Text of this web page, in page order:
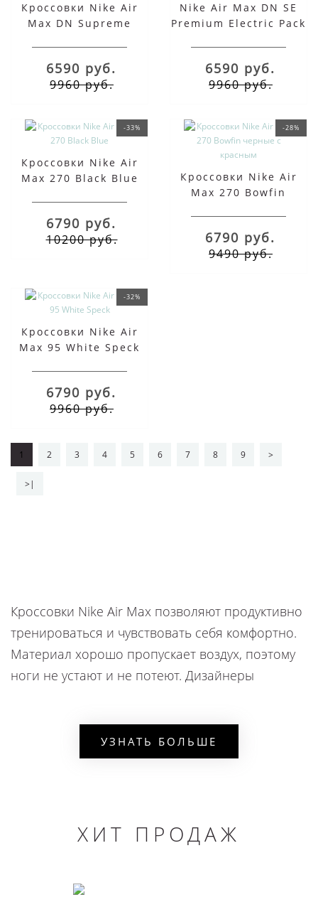
Кроссовки Nike Air
Max DN Supreme
6590 руб.
9960 руб.
Nike Air Max DN SE
Premium Electric Pack
6590 руб.
9960 руб.
-33%
Кроссовки Nike Air
Max 270 Black Blue
6790 руб.
10200 руб.
-28%
Кроссовки Nike Air
Max 270 Bowfin
6790 руб.
9490 руб.
-32%
Кроссовки Nike Air
Max 95 White Speck
6790 руб.
9960 руб.
1 2 3 4 5 6 7 8 9 >
>|
Кроссовки Nike Air Max позволяют продуктивно
тренироваться и чувствовать себя комфортно.
Материал хорошо пропускает воздух, поэтому
ноги не устают и не потеют. Дизайнеры
безопасно во время занятий. Обувь этого
производителя подходит для взрослых и
Линейка оригинальных спортивных изделий
материал - натуральная кожа;
УЗНАТЬ БОЛЬШЕ
ХИТ ПРОДАЖ